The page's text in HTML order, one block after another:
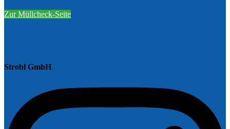
Zur Müllcheck-Seite
Strobl GmbH